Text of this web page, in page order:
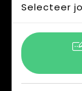
Selecteer